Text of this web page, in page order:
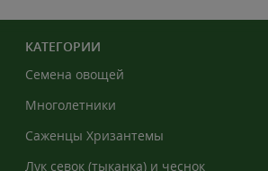
КАТЕГОРИИ
Семена овощей
Многолетники
Саженцы Хризантемы
Лук севок (тыканка) и чеснок